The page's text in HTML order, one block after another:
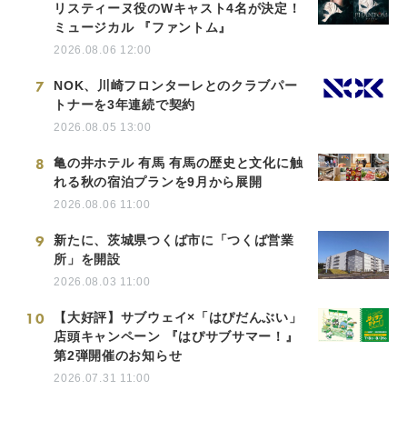
リスティーヌ役のWキャスト4名が決定！
ミュージカル 『ファントム』
2026.08.06 12:00
7
NOK、川崎フロンターレとのクラブパー
トナーを3年連続で契約
2026.08.05 13:00
8
亀の井ホテル 有馬 有馬の歴史と文化に触
れる秋の宿泊プランを9月から展開
2026.08.06 11:00
9
新たに、茨城県つくば市に「つくば営業
所」を開設
2026.08.03 11:00
10
【大好評】サブウェイ×「はぴだんぶい」
店頭キャンペーン 『はぴサブサマー！』
第2弾開催のお知らせ
2026.07.31 11:00